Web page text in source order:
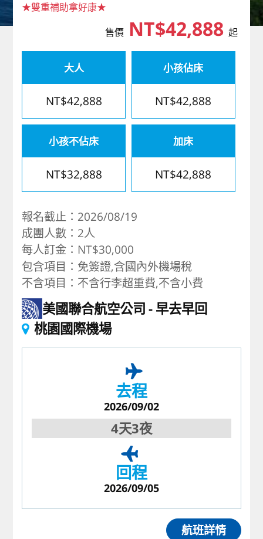
歐洲★雙重補助拿好康★
售價NT$42,888 起
大人
NT$42,888
小孩佔床
NT$42,888
小孩不佔床
NT$32,888
加床
NT$42,888
報名截止：2026/08/19
成團人數：2人
每人訂金：NT$30,000
包含項目：免簽證,含國內外機場稅
不含項目：不含行李超重費,不含小費
美國聯合航空公司
早去早回
桃園國際機場
去程
2026/09/02
4天3夜
回程
2026/09/05
航班詳情